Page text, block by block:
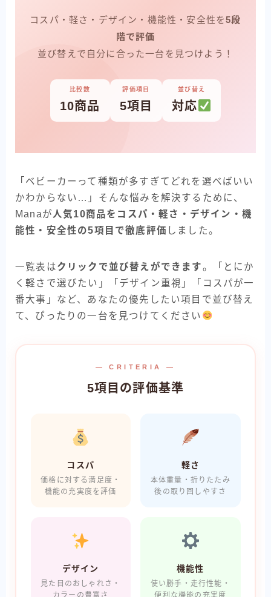
コスパ・軽さ・デザイン・機能性・安全性を5段
階で評価
並び替えで自分に合った一台を見つけよう！
比較数
10商品
評価項目
5項目
並び替え
対応
「ベビーカーって種類が多すぎてどれを選べばいい
かわからない…」そんな悩みを解決するために、
Manaが人気10商品をコスパ・軽さ・デザイン・機
能性・安全性の5項目で徹底評価 しました。
一覧表はクリックで並び替えができます。「とにか
く軽さで選びたい」「デザイン重視」「コスパが一
番大事」など、あなたの優先したい項目で並び替え
て、ぴったりの一台を見つけてください
— CRITERIA —
5項目の評価基準
コスパ
価格に対する満足度・
機能の充実度を評価
軽さ
本体重量・折りたたみ
後の取り回しやすさ
デザイン
見た目のおしゃれさ・
機能性
使い勝手・走行性能・